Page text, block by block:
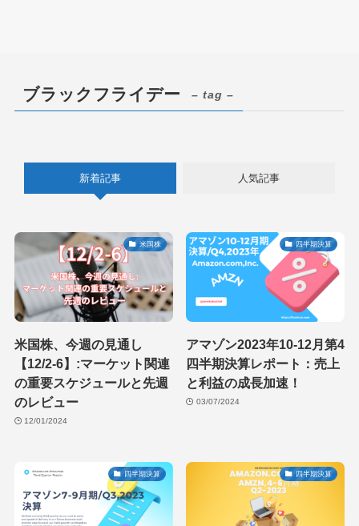
ブラックフライデー – tag –
新着記事 人気記事
米国株
米国株、今週の見通し
【12/2-6】:マーケット関連
の重要スケジュールと先週
のレビュー
12/01/2024
四半期決算
アマゾン2023年10-12月第4
四半期決算レポート：売上
と利益の成長加速！
03/07/2024
四半期決算 四半期決算